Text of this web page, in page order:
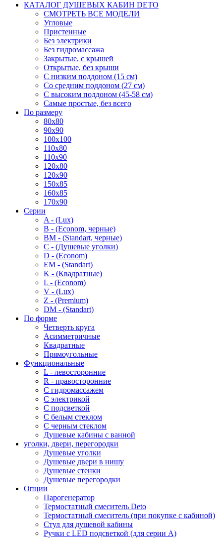
КАТАЛОГ ДУШЕВЫХ КАБИН DETO
СМОТРЕТЬ ВСЕ МОДЕЛИ
Угловые
Пристенные
Без электрики
Без гидромассажа
Закрытые, с крышей
Открытые, без крыши
С низким поддоном (15 см)
Со средним поддоном (27 см)
С высоким поддоном (45-58 см)
Самые простые, без всего
По размеру
80x80
90x90
100x100
110x80
110x90
120x80
120x90
150x85
160x85
170x90
Серии
A - (Lux)
B - (Econom, черные)
BM - (Standart, черные)
C - (Душевые уголки)
D - (Econom)
EM - (Standart)
K - (Квадратные)
L - (Econom)
V - (Lux)
Z - (Premium)
DM - (Standart)
По форме
Четверть круга
Асимметричные
Квадратные
Прямоугольные
Функциональные
L - левосторонние
R - правосторонние
С гидромассажем
С электрикой
С подсветкой
С белым стеклом
С черным стеклом
Душевые кабины с ванной
уголки, двери, перегородки
Душевые уголки
Душевые двери в нишу
Душевые стенки
Душевые перегородки
Опции
Парогенератор
Термостатный смеситель Deto
Термостатный смеситель (при покупке с кабиной)
Стул для душевой кабины
Ручки с LED подсветкой (для серии A)